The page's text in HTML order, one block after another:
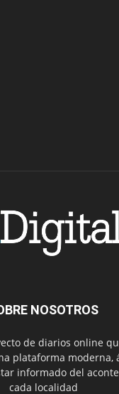
NOSOTROS
de diarios online
plataforma moderna,
informado del
cada localidad